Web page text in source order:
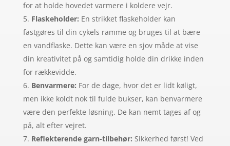
for at holde hovedet varmere i koldere vejr.
Flaskeholder: En strikket flaskeholder kan
fastgøres til din cykels ramme og bruges til at bære
en vandflaske. Dette kan være en sjov måde at vise
din kreativitet på og samtidig holde din drikke inden
for rækkevidde.
Benvarmere: For de dage, hvor det er lidt køligt,
men ikke koldt nok til fulde bukser, kan benvarmere
være den perfekte løsning. De kan nemt tages af og
på, alt efter vejret.
Reflekterende garn-tilbehør: Sikkerhed først! Ved